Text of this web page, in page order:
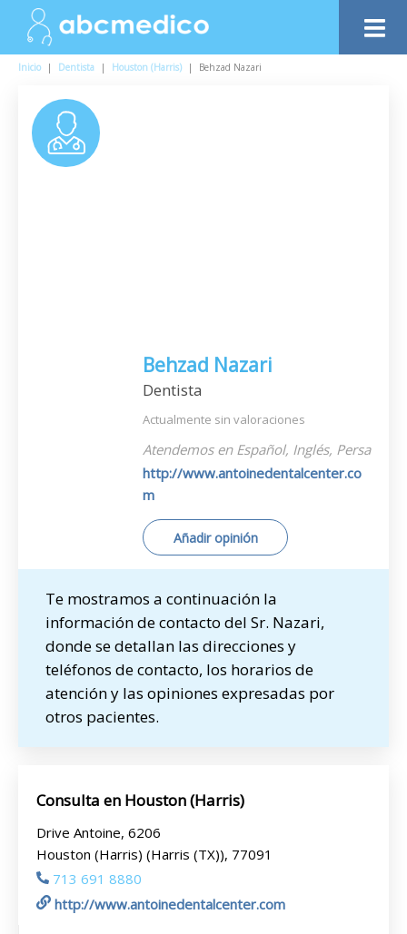
Inicio | Dentista | Houston (Harris) | Behzad Nazari
Behzad Nazari
Dentista
Actualmente sin valoraciones
Atendemos en Español, Inglés, Persa
http://www.antoinedentalcenter.co
m
Añadir opinión
Te mostramos a continuación la
información de contacto del Sr. Nazari,
donde se detallan las direcciones y
teléfonos de contacto, los horarios de
atención y las opiniones expresadas por
otros pacientes.
Consulta en Houston (Harris)
Drive Antoine, 6206
Houston (Harris) (Harris (TX)), 77091
713 691 8880
http://www.antoinedentalcenter.com